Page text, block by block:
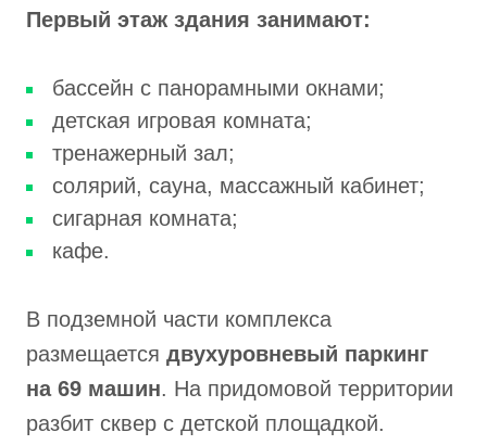
Первый этаж здания занимают:
бассейн с панорамными окнами;
детская игровая комната;
тренажерный зал;
солярий, сауна, массажный кабинет;
сигарная комната;
кафе.
В подземной части комплекса
размещается двухуровневый паркинг
на 69 машин. На придомовой территории
разбит сквер с детской площадкой.